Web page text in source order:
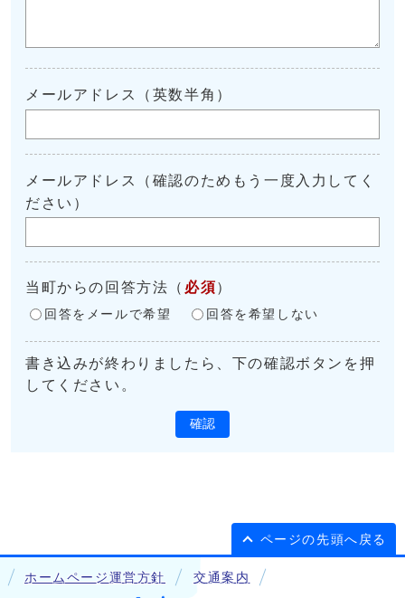
メールアドレス（英数半角）
メールアドレス（確認のためもう一度入力してく
ださい）
当町からの回答方法 （ 必須 ）
回答をメールで希望 回答を希望しない
書き込みが終わりましたら、下の確認ボタンを押
してください。
確認
ページの先頭へ戻る
ホームページ運営方針 交通案内